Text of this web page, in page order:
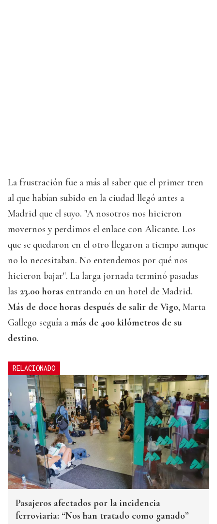
La frustración fue a más al saber que el primer tren
al que habían subido en la ciudad llegó antes a
Madrid que el suyo. "A nosotros nos hicieron
movernos y perdimos el enlace con Alicante. Los
que se quedaron en el otro llegaron a tiempo aunque
no lo necesitaban. No entendemos por qué nos
hicieron bajar". La larga jornada terminó pasadas
las 23.00 horas entrando en un hotel de Madrid.
Más de doce horas después de salir de Vigo, Marta
Gallego seguía a más de 400 kilómetros de su
destino.
RELACIONADO
Pasajeros afectados por la incidencia
ferroviaria: “Nos han tratado como ganado”